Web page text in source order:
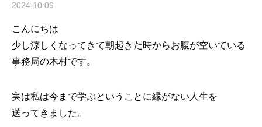
2024.10.09
こんにちは
少し涼しくなってきて朝起きた時からお腹が空いている
事務局の木村です。
実は私は今まで学ぶということに縁がない人生を
送ってきました。